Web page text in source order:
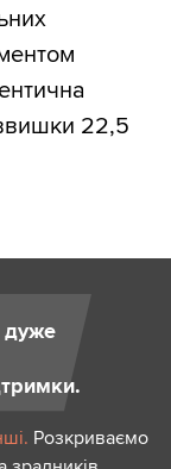
22,5
дуже
Розкриваємо